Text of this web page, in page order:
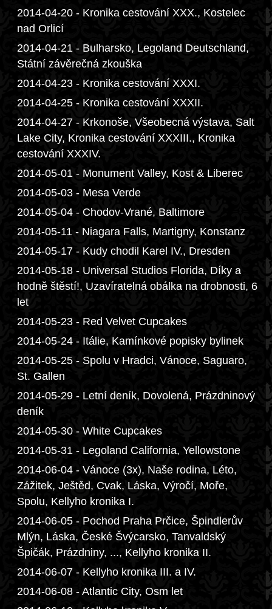
2014-04-20 - Kronika cestování XXX., Kostelec
nad Orlicí
2014-04-21 - Bulharsko, Legoland Deutschland,
Státní závěrečná zkouška
2014-04-23 - Kronika cestování XXXI.
2014-04-25 - Kronika cestování XXXII.
2014-04-27 - Krkonoše, Všeobecná výstava, Salt
Lake City, Kronika cestování XXXIII., Kronika
cestování XXXIV.
2014-05-01 - Monument Valley, Kost & Liberec
2014-05-03 - Mesa Verde
2014-05-04 - Chodov-Vrané, Baltimore
2014-05-11 - Niagara Falls, Martigny, Konstanz
2014-05-17 - Kudy chodil Karel IV., Dresden
2014-05-18 - Universal Studios Florida, Díky a
hodně štěstí!, Uzavíratelná obálka na drobnosti, 6
let
2014-05-23 - Red Velvet Cupcakes
2014-05-24 - Itálie, Kamínkové popisky bylinek
2014-05-25 - Spolu v Hradci, Vánoce, Saguaro,
St. Gallen
2014-05-29 - Letní deník, Dovolená, Prázdninový
deník
2014-05-30 - White Cupcakes
2014-05-31 - Legoland California, Yellowstone
2014-06-04 - Vánoce (3x), Naše rodina, Léto,
Zážitek, Ještěd, Cvak, Láska, Výročí, Moře,
Spolu, Kellyho kronika I.
2014-06-05 - Pochod Praha Prčice, Špindlerův
Mlýn, Láska, České Švýcarsko, Tanvaldský
Špičák, Prázdniny, ..., Kellyho kronika II.
2014-06-07 - Kellyho kronika III. a IV.
2014-06-08 - Atlantic City, Osm let